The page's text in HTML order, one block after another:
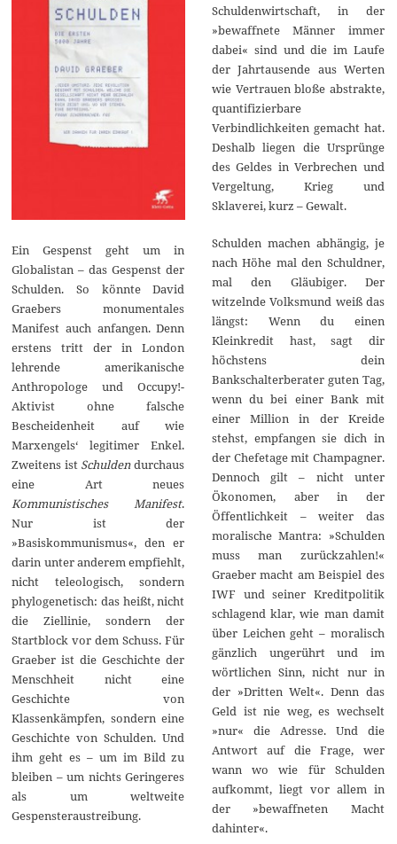
Ein Gespenst geht um in
Globalistan – das Gespenst der
Schulden. So könnte David
Graebers monumentales
Manifest auch anfangen. Denn
erstens tritt der in London
lehrende amerikanische
Anthropologe und Occupy!-
Aktivist ohne falsche
Bescheidenheit auf wie
Marxengels‘ legitimer Enkel.
Zweitens ist Schuldendurchaus
eine Art neues
Kommunistisches Manifest.
Nur ist der
»Basiskommunismus«, den er
darin unter anderem empfiehlt,
nicht teleologisch, sondern
phylogenetisch: das heißt, nicht
die Ziellinie, sondern der
Startblock vor dem Schuss. Für
Graeber ist die Geschichte der
Menschheit nicht eine
Geschichte von
Klassenkämpfen, sondern eine
Geschichte von Schulden. Und
ihm geht es – um im Bild zu
bleiben – um nichts Geringeres
als um weltweite
Gespensteraustreibung.
Schuldenwirtschaft, in der
»bewaffnete Männer immer
dabei« sind und die im Laufe
der Jahrtausende aus Werten
wie Vertrauen bloße abstrakte,
quantifizierbare
Verbindlichkeiten gemacht hat.
Deshalb liegen die Ursprünge
des Geldes in Verbrechen und
Vergeltung, Krieg und
Sklaverei, kurz – Gewalt.
Schulden machen abhängig, je
nach Höhe mal den Schuldner,
mal den Gläubiger. Der
witzelnde Volksmund weiß das
längst: Wenn du einen
Kleinkredit hast, sagt dir
höchstens dein
Bankschalterberater guten Tag,
wenn du bei einer Bank mit
einer Million in der Kreide
stehst, empfangen sie dich in
der Chefetage mit Champagner.
Dennoch gilt – nicht unter
Ökonomen, aber in der
Öffentlichkeit – weiter das
moralische Mantra: »Schulden
muss man zurückzahlen!«
Graeber macht am Beispiel des
IWF und seiner Kreditpolitik
schlagend klar, wie man damit
über Leichen geht – moralisch
gänzlich ungerührt und im
wörtlichen Sinn, nicht nur in
der »Dritten Welt«. Denn das
Geld ist nie weg, es wechselt
»nur« die Adresse. Und die
Antwort auf die Frage, wer
wann wo wie für Schulden
aufkommt, liegt vor allem in
der »bewaffneten Macht
dahinter«.